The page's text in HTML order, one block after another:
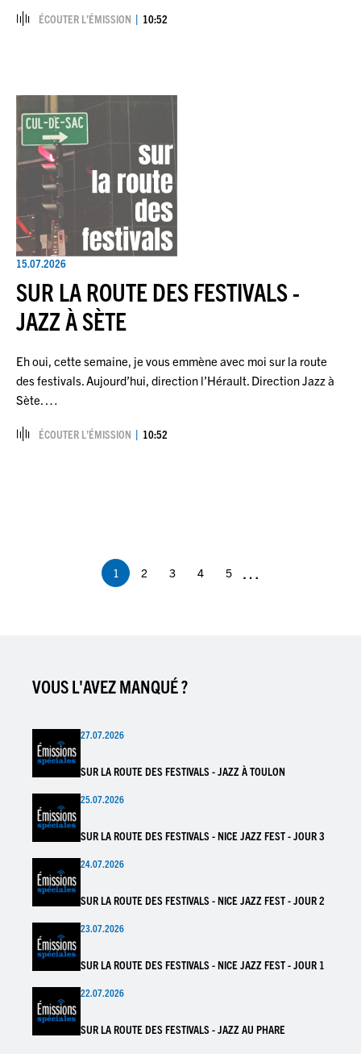
ÉCOUTER L’ÉMISSION 10:52
15.07.2026
SUR LA ROUTE DES FESTIVALS -
JAZZ À SÈTE
Eh oui, cette semaine, je vous emmène avec moi sur la route
des festivals. Aujourd’hui, direction l’Hérault. Direction Jazz à
Sète. …
ÉCOUTER L’ÉMISSION 10:52
Page
courante
1 Page
2 Page
3 Page
4 Page
5 …
VOUS L'AVEZ MANQUÉ ?
27.07.2026
SUR LA ROUTE DES FESTIVALS - JAZZ À TOULON
25.07.2026
SUR LA ROUTE DES FESTIVALS - NICE JAZZ FEST - JOUR 3
24.07.2026
SUR LA ROUTE DES FESTIVALS - NICE JAZZ FEST - JOUR 2
23.07.2026
SUR LA ROUTE DES FESTIVALS - NICE JAZZ FEST - JOUR 1
22.07.2026
SUR LA ROUTE DES FESTIVALS - JAZZ AU PHARE